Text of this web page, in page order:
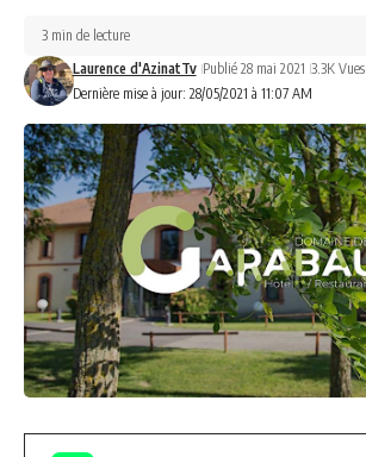
Dernière mise à jour: 28/05/2021 à 11:07 AM
Laurence d'AzinatTv Publié 28 mai 2021 3.3K Vues
3 min de lecture